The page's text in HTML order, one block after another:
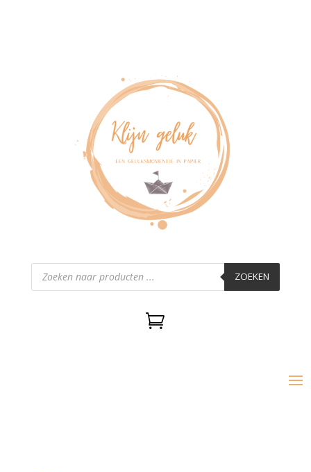
Producten
zoeken ZOEKEN
